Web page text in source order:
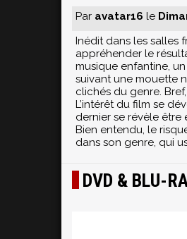
Par avatar16 le
Inédit dans les salles
appréhender le
musique enfantine,
suivant une mouette
clichés du genre.
L’intérêt du film se
dernier se révèle
Bien entendu, le
dans son genre, qui
DVD & BLU-